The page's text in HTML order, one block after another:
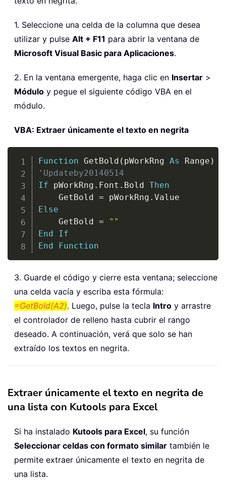
1. Seleccione una celda de la columna que desea
utilizar y pulse Alt + F11 para abrir la ventana de
Microsoft Visual Basic para Aplicaciones.
2. En la ventana emergente, haga clic en Insertar >
Módulo y pegue el siguiente código VBA en el
módulo.
VBA: Extraer únicamente el texto en negrita
Function GetBold ( pWorkRng As Range )
'Updateby20140514
If pWorkRng . Font . Bold Then
    GetBold
= pWorkRng .
Else
    GetBold
=
""
End
If
End
Function
Copy
3. Guarde el código y cierre esta ventana; seleccione
una celda vacía y escriba esta fórmula:
=GetBold(A2). Luego, pulse la tecla Intro y arrastre
el controlador de relleno hasta cubrir el rango
deseado. A continuación, verá que solo se han
extraído los textos en negrita.
Extraer únicamente el texto en negrita de
una lista con Kutools para Excel
Si ha instalado Kutools para Excel, su función
Seleccionar celdas con formato similar también le
permite extraer únicamente el texto en negrita de
una lista.